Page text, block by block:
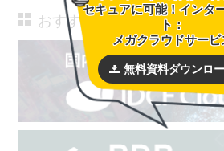
おすすめサービス
セキュアに可能！インタ
ト：
メガクラウドサービ
無料資料ダウンロ